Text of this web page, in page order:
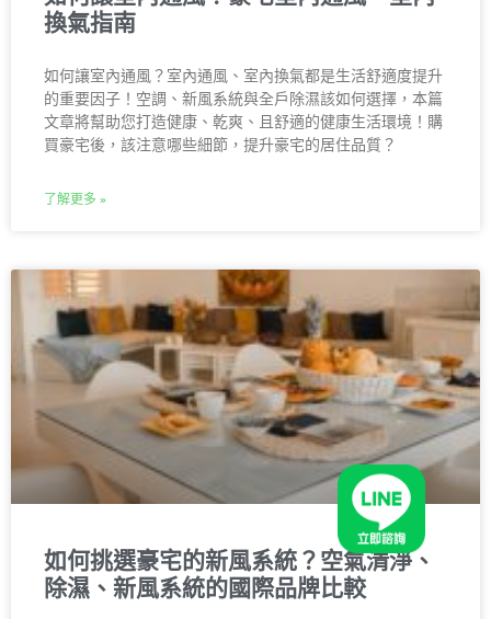
換氣指南
如何讓室內通風？室內通風、室內換氣都是生活舒適度提升
的重要因子！空調、新風系統與全戶除濕該如何選擇，本篇
文章將幫助您打造健康、乾爽、且舒適的健康生活環境！購
買豪宅後，該注意哪些細節，提升豪宅的居住品質？
了解更多 »
如何挑選豪宅的新風系統？空氣清淨、
除濕、新風系統的國際品牌比較